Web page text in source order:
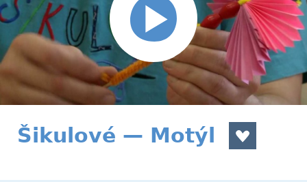
Šikulové — Motýl